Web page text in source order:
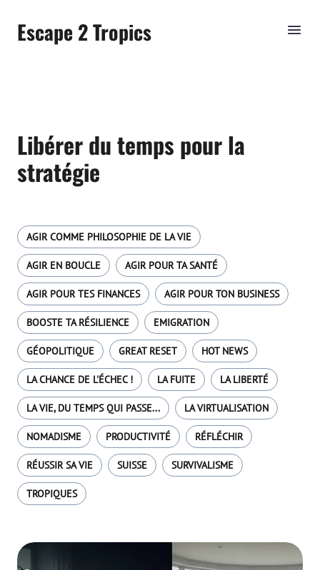
Escape 2 Tropics
Libérer du temps pour la
stratégie
AGIR COMME PHILOSOPHIE DE LA VIE
AGIR EN BOUCLE AGIR POUR TA SANTÉ
AGIR POUR TES FINANCES AGIR POUR TON BUSINESS
BOOSTE TA RÉSILIENCE EMIGRATION
GÉOPOLITIQUE GREAT RESET HOT NEWS
LA CHANCE DE L'ÉCHEC ! LA FUITE LA LIBERTÉ
LA VIE, DU TEMPS QUI PASSE... LA VIRTUALISATION
NOMADISME PRODUCTIVITÉ RÉFLÉCHIR
RÉUSSIR SA VIE SUISSE SURVIVALISME
TROPIQUES